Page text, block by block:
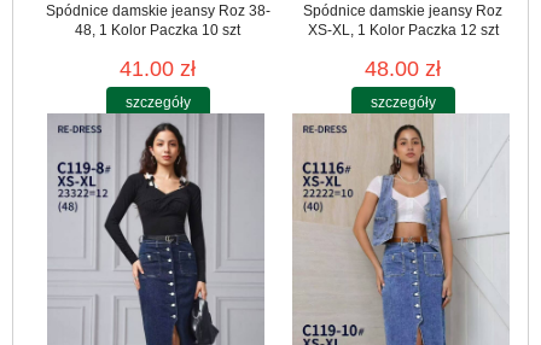
Spódnice damskie jeansy Roz 38-
48, 1 Kolor Paczka 10 szt
41.00 zł
szczegóły
Spódnice damskie jeansy Roz
XS-XL, 1 Kolor Paczka 12 szt
48.00 zł
szczegóły